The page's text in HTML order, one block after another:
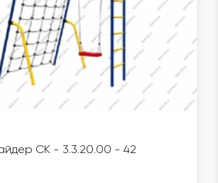
СК - 3.3.20.00 - 42